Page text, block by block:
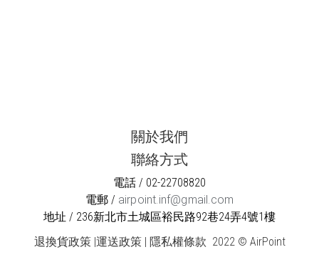
關於我們
聯絡方式
電話 / 02-22708820
電郵 / airpoint.inf@gmail.com
地址 / 236新北市土城區裕民路92巷24弄4號1樓
退換貨政策|運送政策| 隱私權條款 2022 © AirPoint